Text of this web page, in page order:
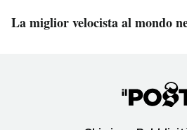
La miglior velocista al mondo